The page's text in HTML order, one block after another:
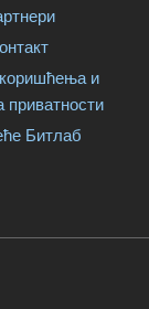
и
приватности
Битлаб